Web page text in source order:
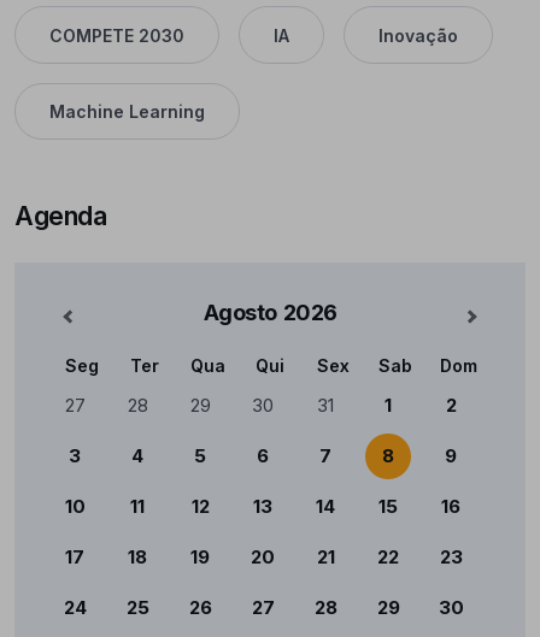
COMPETE 2030 IA Inovação
Machine Learning
Agenda
Agosto 2026 Mês
Calendário
Seg Ter Qua Qui Sex Sab Dom
27 28 29 30 31 1 2
3 4 5 6 7 8 9
10 11 12 13 14 15 16
17 18 19 20 21 22 23
24 25 26 27 28 29 30